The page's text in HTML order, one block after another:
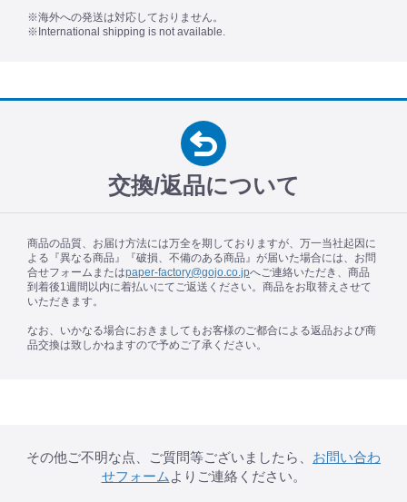
※海外への発送は対応しておりません。
※International shipping is not available.
交換/返品について
商品の品質、お届け方法には万全を期しておりますが、万一当社起因に
よる『異なる商品』『破損、不備のある商品』が届いた場合には、お問
合せフォームまたはpaper-factory@gojo.co.jpへご連絡いただき、商品
到着後1週間以内に着払いにてご返送ください。商品をお取替えさせて
いただきます。
なお、いかなる場合におきましてもお客様のご都合による返品および商
品交換は致しかねますので予めご了承ください。
その他ご不明な点、ご質問等ございましたら、 お問い合わ
せフォーム よりご連絡ください。